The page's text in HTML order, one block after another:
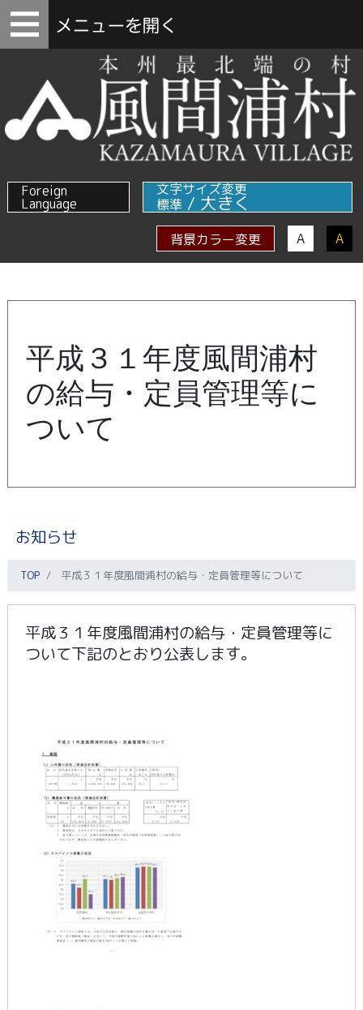
Foreign
Language
文字サイズ変更
標準 / 大きく
背景カラー変更 A A
平成３１年度風間浦村
の給与・定員管理等に
ついて
お知らせ
TOP 平成３１年度風間浦村の給与・定員管理等について
平成３１年度風間浦村の給与・定員管理等に
ついて下記のとおり公表します。